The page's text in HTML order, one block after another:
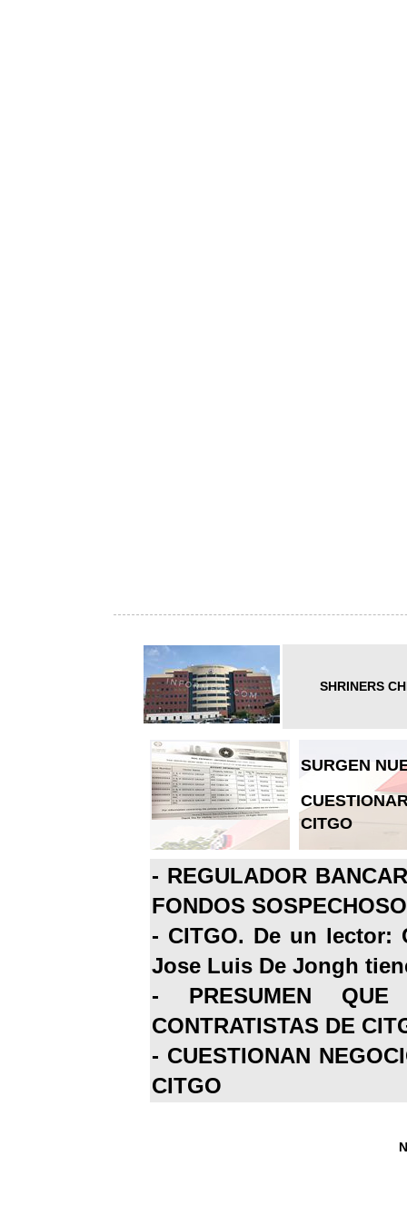
SHRINERS
SURGEN
CITGO
- REGULADOR
FONDOS
- CITGO. De un lector:
Jose Luis De Jongh
- PRESUMEN
CONTRATISTAS DE
- CUESTIONAN
CITGO